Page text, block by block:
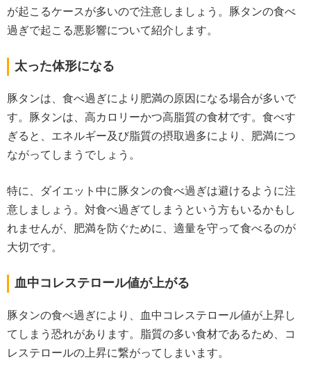
が起こるケースが多いので注意しましょう。豚タンの食べ
過ぎで起こる悪影響について紹介します。
太った体形になる
豚タンは、食べ過ぎにより肥満の原因になる場合が多いで
す。豚タンは、高カロリーかつ高脂質の食材です。食べす
ぎると、エネルギー及び脂質の摂取過多により、肥満につ
ながってしまうでしょう。
特に、ダイエット中に豚タンの食べ過ぎは避けるように注
意しましょう。対食べ過ぎてしまうという方もいるかもし
れませんが、肥満を防ぐために、適量を守って食べるのが
大切です。
血中コレステロール値が上がる
豚タンの食べ過ぎにより、血中コレステロール値が上昇し
てしまう恐れがあります。脂質の多い食材であるため、コ
レステロールの上昇に繋がってしまいます。